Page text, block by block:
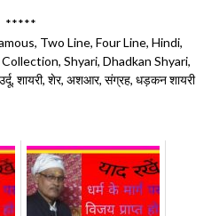
*****
Two Line, Four Line, Hindi,
Shyari, Dhadkan Shyari,
शायरी, शेर, अशआर, संग्रह, धड़कन शायरी